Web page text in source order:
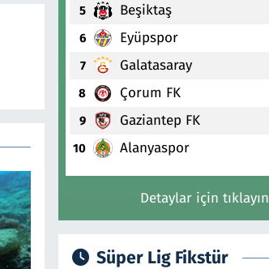
5 Beşiktaş
6 Eyüpspor
7 Galatasaray
8 Çorum FK
9 Gaziantep FK
10 Alanyaspor
Detaylar için tıklayın
Süper Lig Fikstür